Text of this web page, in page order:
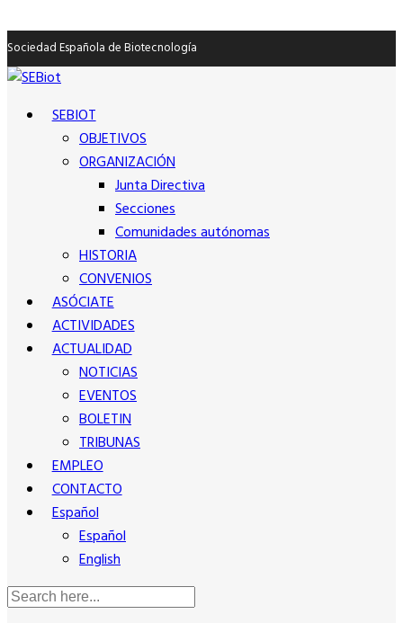
Sociedad Española de Biotecnología
SEBIOT
OBJETIVOS
ORGANIZACIÓN
Junta Directiva
Secciones
Comunidades autónomas
HISTORIA
CONVENIOS
ASÓCIATE
ACTIVIDADES
ACTUALIDAD
NOTICIAS
EVENTOS
BOLETIN
TRIBUNAS
EMPLEO
CONTACTO
Español
Español
English